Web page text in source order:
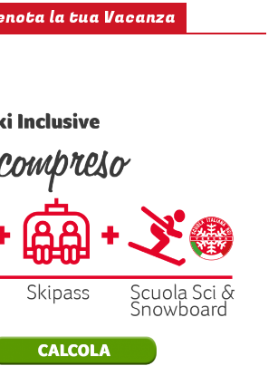
la tua Vacanza